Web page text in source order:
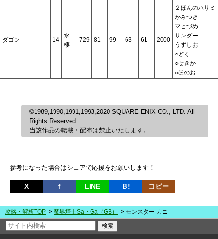
ダゴン 14
水
棲
729 81 99 63 61 2000
２ほんのハサミ
かみつき
マヒづめ
サンダー
うずしお
○どく
○せきか
○ほのお
©1989,1990,1991,1993,2020 SQUARE ENIX CO., LTD. All
Rights Reserved.
当該作品の転載・配布は禁止いたします。
参考になった場合はシェアで応援をお願いします！
X ｆ LINE Ｂ! コピー
攻略・解析TOP 魔界塔士Sa・Ga（GB） モンスター カニ